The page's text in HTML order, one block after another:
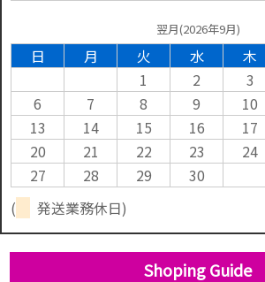
翌月(2026年9月)
日 月 火 水 木
1
2 3
6
7 8 9 10
13
14 15 16 17
20
21 22 23 24
27
28 29
30
(
発送業務休日)
Shoping Guide